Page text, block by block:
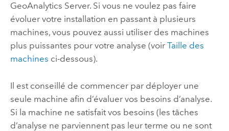
GeoAnalytics Server. Si vous ne voulez pas faire
évoluer votre installation en passant à plusieurs
machines, vous pouvez aussi utiliser des machines
plus puissantes pour votre analyse (voir Taille des
machines ci-dessous).
Il est conseillé de commencer par déployer une
seule machine afin d’évaluer vos besoins d’analyse.
Si la machine ne satisfait vos besoins (les tâches
d’analyse ne parviennent pas leur terme ou ne sont